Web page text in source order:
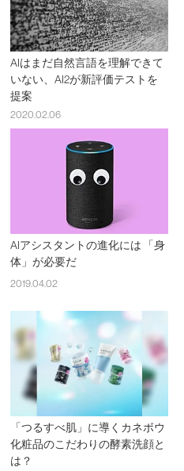
AIはまだ自然言語を理解できて
いない、AI2が新評価テストを
提案
2020.02.06
AIアシスタントの進化には 「身
体」が必要だ
2019.04.02
「つるすべ肌」に導くカネボウ
化粧品のこだわりの酵素洗顔と
は？